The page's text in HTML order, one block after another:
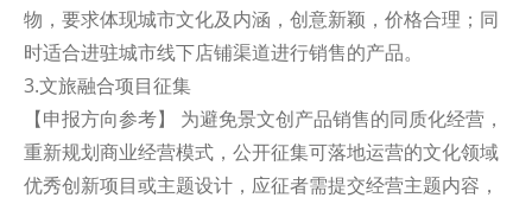
物，要求体现城市文化及内涵，创意新颖，价格合理；同
时适合进驻城市线下店铺渠道进行销售的产品。
3.文旅融合项目征集
【申报方向参考】 为避免景文创产品销售的同质化经营，
重新规划商业经营模式，公开征集可落地运营的文化领域
优秀创新项目或主题设计，应征者需提交经营主题内容，